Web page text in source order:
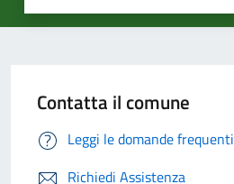
Contatta il comune
Leggi le domande frequenti
Richiedi Assistenza